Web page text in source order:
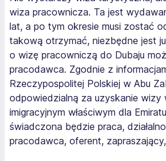
wiza pracownicza. Ta jest
lat, a po tym okresie musi zostać
takową otrzymać, niezbędne jest
o wizę pracowniczą do Dubaju
pracodawca. Zgodnie z
Rzeczypospolitej Polskiej w Abu
odpowiedzialną za uzyskanie wizy
imigracyjnym właściwym dla
świadczona będzie praca,
pracodawca, oferent,